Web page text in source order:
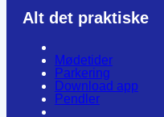
Alt det praktiske
Mødetider
Parkering
Download app
Pendler